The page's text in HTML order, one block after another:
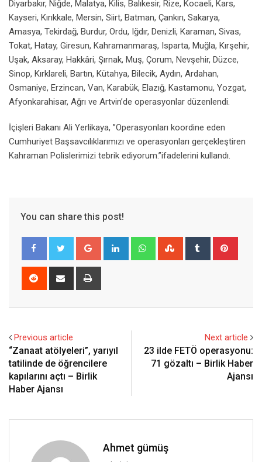
Diyarbakır, Niğde, Malatya, Kilis, Balıkesir, Rize, Kocaeli, Kars,
Kayseri, Kırıkkale, Mersin, Siirt, Batman, Çankırı, Sakarya,
Amasya, Tekirdağ, Burdur, Ordu, Iğdır, Denizli, Karaman, Sivas,
Tokat, Hatay, Giresun, Kahramanmaraş, Isparta, Muğla, Kırşehir,
Uşak, Aksaray, Hakkâri, Şırnak, Muş, Çorum, Nevşehir, Düzce,
Sinop, Kırklareli, Bartın, Kütahya, Bilecik, Aydın, Ardahan,
Osmaniye, Erzincan, Van, Karabük, Elazığ, Kastamonu, Yozgat,
Afyonkarahisar, Ağrı ve Artvin’de operasyonlar düzenlendi.
İçişleri Bakanı Ali Yerlikaya, ”Operasyonları koordine eden
Cumhuriyet Başsavcılıklarımızı ve operasyonları gerçekleştiren
Kahraman Polislerimizi tebrik ediyorum.”ifadelerini kullandı.
You can share this post!
Google+ LinkedIn WhatsappStumbleUpon
Tumblr
Reddit
Share
Previous article
“Zanaat atölyeleri”, yarıyıl
tatilinde de öğrencilere
kapılarını açtı – Birlik
Haber Ajansı
Next article
23 ilde FETÖ operasyonu:
71 gözaltı – Birlik Haber
Ajansı
Ahmet gümüş